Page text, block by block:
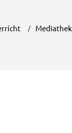
Mediathek